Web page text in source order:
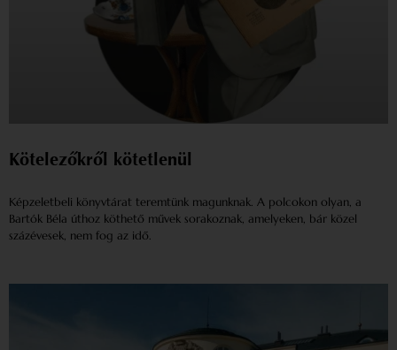
Kötelezőkről kötetlenül
Képzeletbeli könyvtárat teremtünk magunknak. A polcokon olyan, a
Bartók Béla úthoz köthető művek sorakoznak, amelyeken, bár közel
százévesek, nem fog az idő.